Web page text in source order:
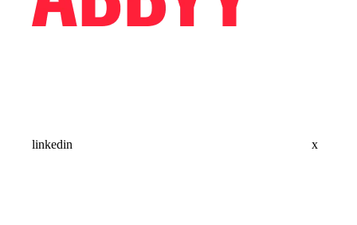
linkedin x